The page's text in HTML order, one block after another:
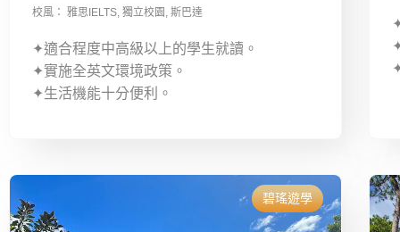
校風： 雅思IELTS 獨立校園 斯巴達
✦適合程度中高級以上的學生就讀。
✦實施全英文環境政策。
✦生活機能十分便利。
碧瑤遊學